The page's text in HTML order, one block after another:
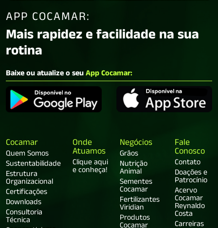
APP COCAMAR:
Mais rapidez e facilidade na sua
rotina
Baixe ou atualize o seuApp Cocamar:
Cocamar
Quem Somos
Sustentabilidade
Estrutura
Organizacional
Certificações
Downloads
Consultoria
Técnica
Onde
Atuamos
Clique aqui
e conheça!
Negócios
Grãos
Nutrição
Animal
Sementes
Cocamar
Fertilizantes
Viridian
Produtos
Fale
Conosco
Contato
Doações e
Patrocínio
Acervo
Cocamar
Reynaldo
Costa
Carreiras